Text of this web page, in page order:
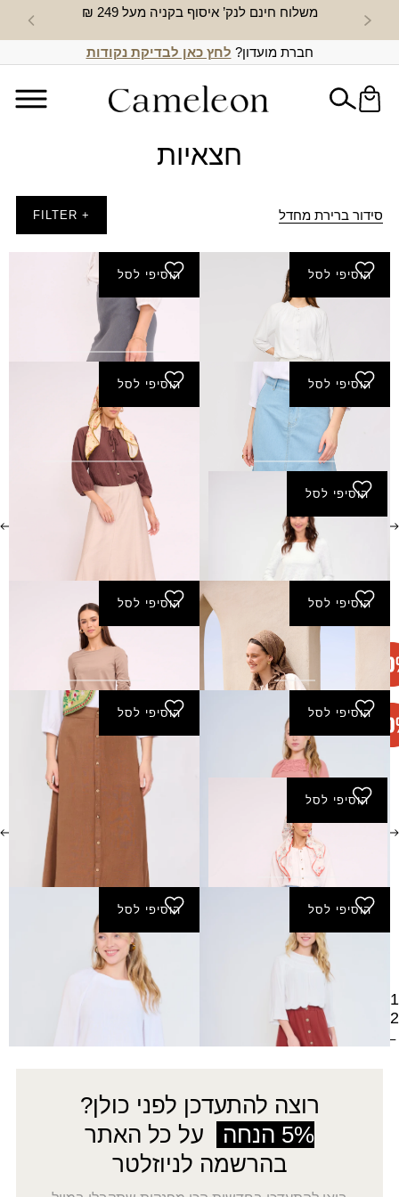
משלוח חינם לנק’ איסוף בקניה מעל 249 ₪ חדש
חברת מועדון? לחץ כאן לבדיקת נקודות
חצאיות
סידור ברירת מחדל + FILTER
הוסיפי לסל
חצאית גולן
₪
הוסיפי לסל
חצאית גושן
150.00
הוסיפי לסל
חצאית גלית
₪160.00 112.00
הוסיפי לסל
חצאית הילי
₪140.00
הוסיפי לסל
חצאית מחול
הוסיפי לסל
חצאית עדיה - כחול
₪180.00
הוסיפי לסל
חצאית פארן
₪
150.00
הוסיפי לסל
חצאית שורש
הוסיפי לסל
חצאית שי ארוכה
הוסיפי לסל
חצאית שרב ארוכה
₪160.00
הוסיפי לסל
חצאית שוקת
הוסיפי לסל
חצאית אירוס
1
2
←
רוצה להתעדכן לפני כולן?
5% הנחה
על כל האתר
בהרשמה לניוזלטר